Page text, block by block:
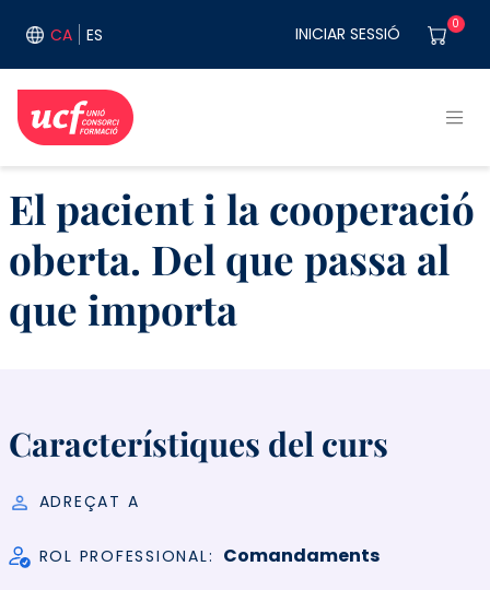
CA ES User
INICIAR SESSIÓ 0
El pacient i la cooperació
oberta. Del que passa al
que importa
Característiques del curs
ADREÇAT A
ROL PROFESSIONAL Comandaments